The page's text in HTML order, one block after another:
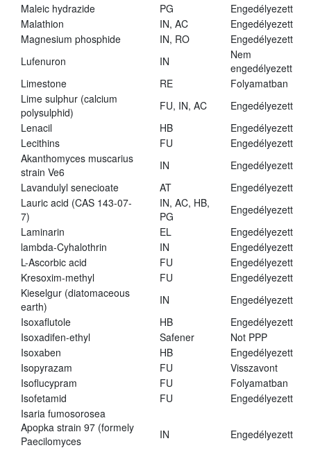
Maleic hydrazide
PG
Engedélyezett
Malathion
IN, AC
Engedélyezett
Magnesium phosphide
IN, RO
Engedélyezett
Lufenuron
IN
Nem
engedélyezett
Limestone
RE
Folyamatban
Lime sulphur (calcium
polysulphid)
FU, IN, AC
Engedélyezett
Lenacil
HB
Engedélyezett
Lecithins
FU
Engedélyezett
Akanthomyces muscarius
strain Ve6
IN
Engedélyezett
Lavandulyl senecioate
AT
Engedélyezett
Lauric acid (CAS 143-07-
7)
IN, AC, HB,
PG
Engedélyezett
Laminarin
EL
Engedélyezett
lambda-Cyhalothrin
IN
Engedélyezett
L-Ascorbic acid
FU
Engedélyezett
Kresoxim-methyl
FU
Engedélyezett
Kieselgur (diatomaceous
earth)
IN
Engedélyezett
Isoxaflutole
HB
Engedélyezett
Isoxadifen-ethyl
Safener
Not PPP
Isoxaben
HB
Engedélyezett
Isopyrazam
FU
Visszavont
Isoflucypram
FU
Folyamatban
Isofetamid
FU
Engedélyezett
Isaria fumosorosea
Apopka strain 97 (formely
Paecilomyces
IN Engedélyezett